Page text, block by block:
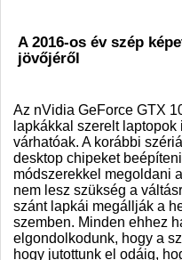
A 2016-os év szép
jövőjéről
Az nVidia GeForce GTX
lapkákkal szerelt
várhatóak. A korábbi
desktop chipeket
módszerekkel megoldani
nem lesz szükség a
szánt lapkái megállják a
szemben. Minden ehhez
elgondolkodunk, hogy a
hogy jutottunk el odáig,